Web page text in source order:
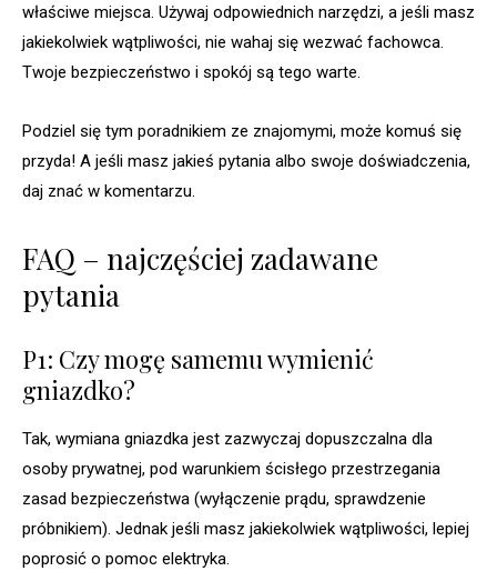
właściwe miejsca. Używaj odpowiednich narzędzi, a jeśli masz
jakiekolwiek wątpliwości, nie wahaj się wezwać fachowca.
Twoje bezpieczeństwo i spokój są tego warte.
Podziel się tym poradnikiem ze znajomymi, może komuś się
przyda! A jeśli masz jakieś pytania albo swoje doświadczenia,
daj znać w komentarzu.
FAQ – najczęściej zadawane
pytania
P1: Czy mogę samemu wymienić
gniazdko?
Tak, wymiana gniazdka jest zazwyczaj dopuszczalna dla
osoby prywatnej, pod warunkiem ścisłego przestrzegania
zasad bezpieczeństwa (wyłączenie prądu, sprawdzenie
próbnikiem). Jednak jeśli masz jakiekolwiek wątpliwości, lepiej
poprosić o pomoc elektryka.